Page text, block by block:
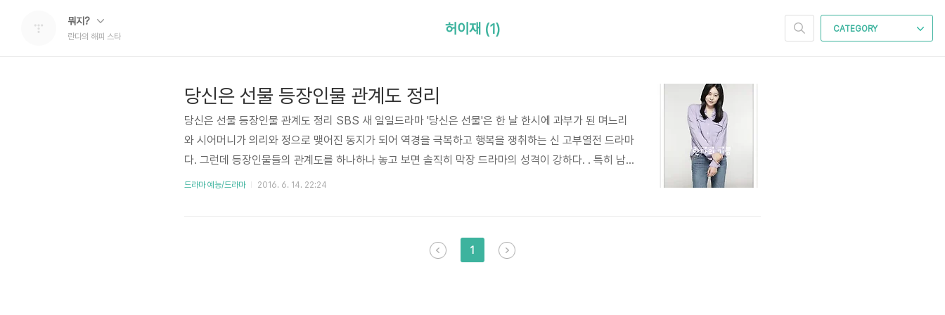
뭐지?
란다의 해피 스타
CATEGORY
허이재 (1)
당신은 선물 등장인물 관계도 정리
당신은 선물 등장인물 관계도 정리 SBS 새 일일드라마 '당신은 선물'은 한 날 한시에 과부가 된 며느리
와 시어머니가 의리와 정으로 맺어진 동지가 되어 역경을 극복하고 행복을 쟁취하는 신 고부열전 드라마
다. 그런데 등장인물들의 관계도를 하나하나 놓고 보면 솔직히 막장 드라마의 성격이 강하다. . 특히 남편
과 사별한 여주인공이 아이를 낳고 미혼모가 되어 재벌집 남자와 재혼을 하게 되는데, 더 황당한 것은 그
이미 재벌남과 재혼을 했고 어머니는 그 재벌남의 아버지와 재혼을 했다는 사실을 알게 되면서 그는 ..
드라마 예능/드라마 2016. 6. 14. 22:24
1